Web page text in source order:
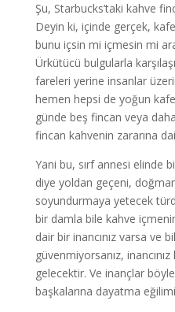
Şu, Starbucks’taki kahve
Deyin ki, içinde gerçek,
bunu içsin mi içmesin mi
Ürkütücü bulgularla
fareleri yerine insanlar
hemen hepsi de yoğun
günde beş fincan veya
fincan kahvenin zararına
Yani bu, sırf annesi elinde
diye yoldan geçeni,
soyundurmaya yetecek
bir damla bile kahve
dair bir inancınız varsa ve
güvenmiyorsanız,
gelecektir. Ve inançlar
başkalarına dayatma